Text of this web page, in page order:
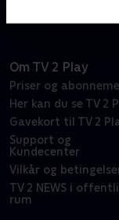
Om TV 2 Play
Priser og
Her kan du se TV 2
Gavekort til TV 2
Support og
Kundecenter
Vilkår og
TV 2 NEWS i
rum